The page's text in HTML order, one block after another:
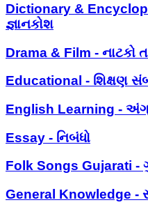
Dictionary &
જ્ઞાનકોશ
Drama & Film - નાટકો
Educational - શિક્ષણ
English Learning -
Essay - નિબંધો
Folk Songs Gujarati -
General Knowledge -